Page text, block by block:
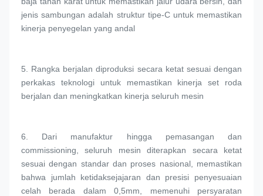
jenis sambungan adalah struktur tipe-C untuk memastikan
kinerja penyegelan yang andal
5. Rangka berjalan diproduksi secara ketat sesuai dengan
perkakas teknologi untuk memastikan kinerja set roda
berjalan dan meningkatkan kinerja seluruh mesin
6. Dari manufaktur hingga pemasangan dan
commissioning, seluruh mesin diterapkan secara ketat
sesuai dengan standar dan proses nasional, memastikan
bahwa jumlah ketidaksejajaran dan presisi penyesuaian
celah berada dalam 0,5mm, memenuhi persyaratan